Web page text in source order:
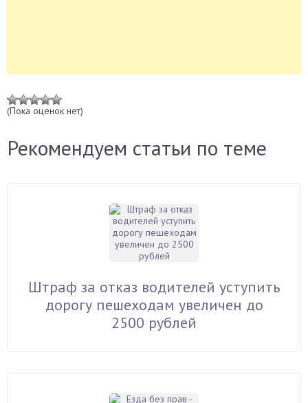
(Пока оценок нет)
Рекомендуем статьи по теме
Штраф за отказ водителей уступить
дорогу пешеходам увеличен до
2500 рублей